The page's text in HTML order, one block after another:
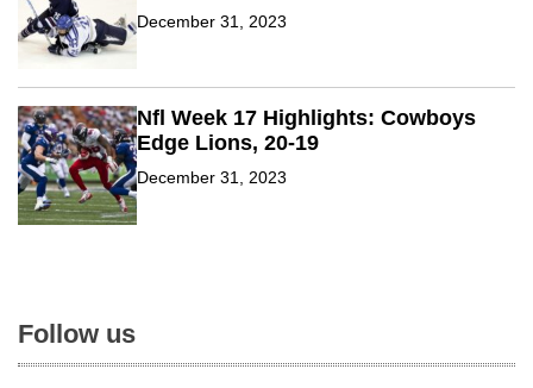
December 31, 2023
Nfl Week 17 Highlights: Cowboys
Edge Lions, 20-19
December 31, 2023
Follow us